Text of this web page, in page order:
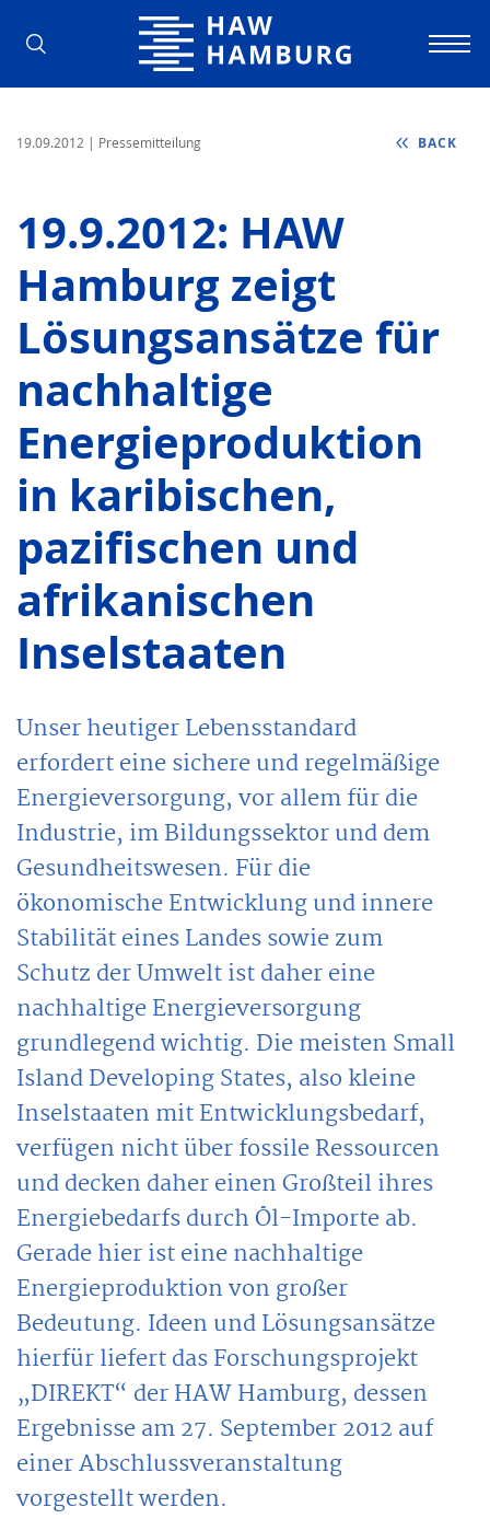
Hamburg University of Applied
19.09.2012 | Pressemitteilung BACK
19.9.2012: HAW
Hamburg zeigt
Lösungsansätze für
nachhaltige
Energieproduktion
in karibischen,
pazifischen und
afrikanischen
Inselstaaten
Unser heutiger Lebensstandard
erfordert eine sichere und regelmäßige
Energieversorgung, vor allem für die
Industrie, im Bildungssektor und dem
Gesundheitswesen. Für die
ökonomische Entwicklung und innere
Stabilität eines Landes sowie zum
Schutz der Umwelt ist daher eine
nachhaltige Energieversorgung
grundlegend wichtig. Die meisten Small
Island Developing States, also kleine
Inselstaaten mit Entwicklungsbedarf,
verfügen nicht über fossile Ressourcen
und decken daher einen Großteil ihres
Energiebedarfs durch Öl-Importe ab.
Gerade hier ist eine nachhaltige
Energieproduktion von großer
Bedeutung. Ideen und Lösungsansätze
hierfür liefert das Forschungsprojekt
„DIREKT“ der HAW Hamburg, dessen
Ergebnisse am 27. September 2012 auf
einer Abschlussveranstaltung
vorgestellt werden.